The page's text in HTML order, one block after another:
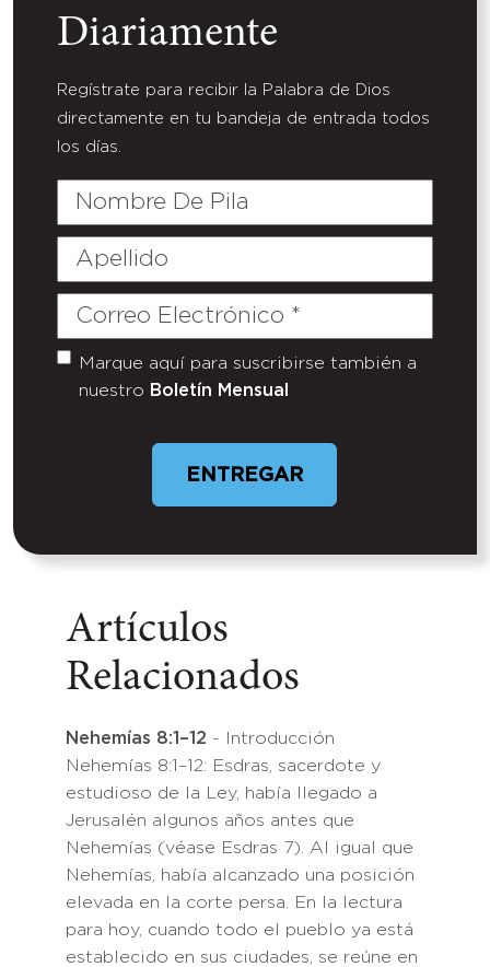
Diariamente
Regístrate para recibir la Palabra de Dios
directamente en tu bandeja de entrada todos
los días.
Nombre
Pila
Apellido
Correo
Untitled
Marque aquí para suscribirse también a
nuestro Boletín Mensual
Artículos
Relacionados
Nehemías 8:1–12 - Introducción
Nehemías 8:1–12: Esdras, sacerdote y
estudioso de la Ley, había llegado a
Jerusalén algunos años antes que
Nehemías (véase Esdras 7). Al igual que
Nehemías, había alcanzado una posición
elevada en la corte persa. En la lectura
para hoy, cuando todo el pueblo ya está
establecido en sus ciudades, se reúne en